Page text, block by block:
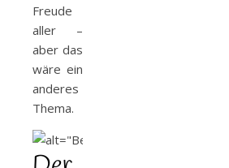
Freude
aller –
aber das
wäre ein
anderes
Thema.